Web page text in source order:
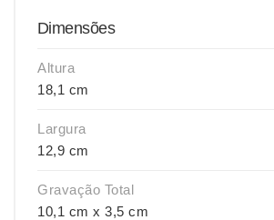
Dimensões
Altura
18,1 cm
Largura
12,9 cm
Gravação Total
10,1 cm x 3,5 cm